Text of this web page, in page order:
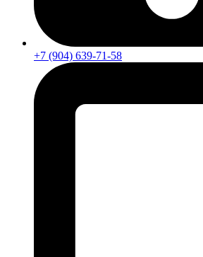
+7 (904) 639-71-58